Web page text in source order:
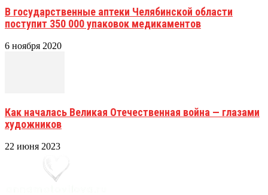
В государственные аптеки Челябинской области
поступит 350 000 упаковок медикаментов
6 ноября 2020
Как началась Великая Отечественная война — глазами
художников
22 июня 2023